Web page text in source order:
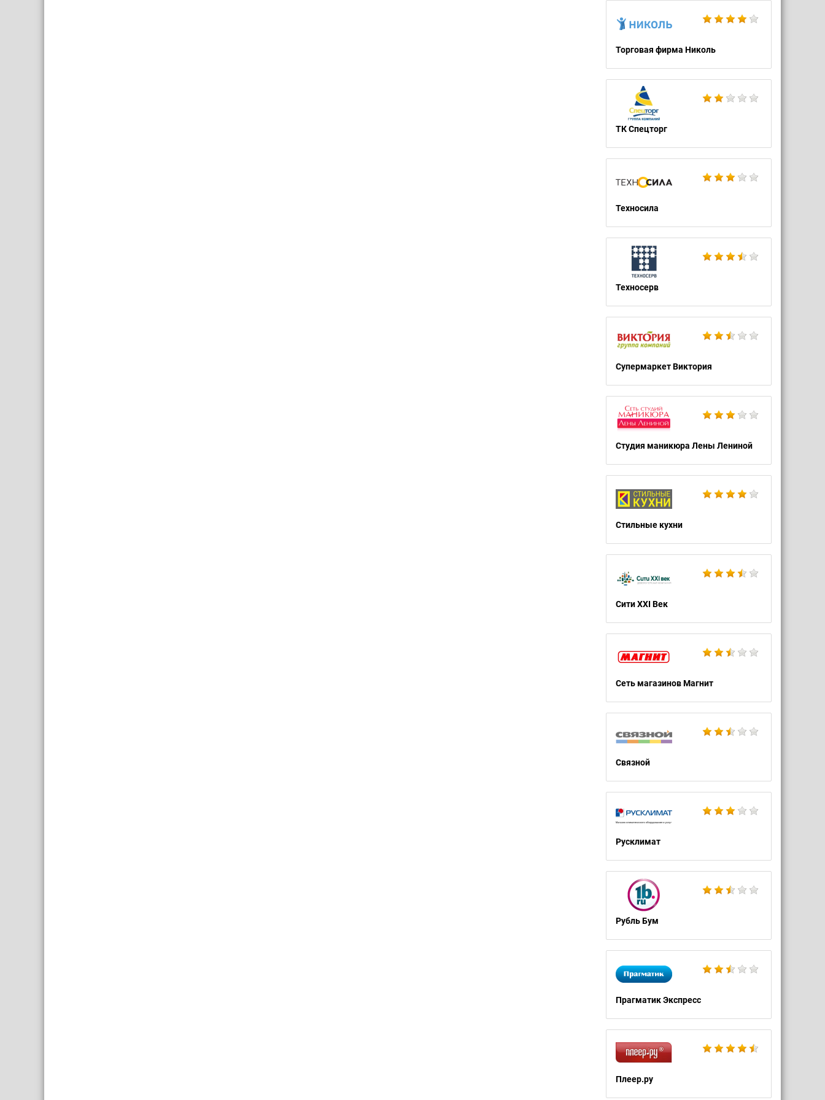
Торговая фирма Николь
ТК Спецторг
Техносила
Техносерв
Супермаркет Виктория
Студия маникюра Лены Лениной
Стильные кухни
Сити XXI Век
Сеть магазинов Магнит
Связной
Русклимат
Рубль Бум
Прагматик Экспресс
Плеер.ру